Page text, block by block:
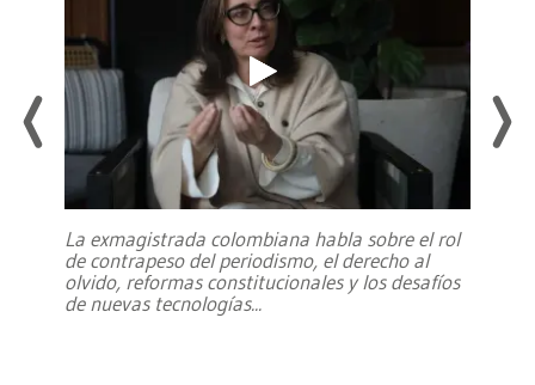
La exmagistrada colombiana habla sobre el rol
de contrapeso del periodismo, el derecho al
olvido, reformas constitucionales y los desafíos
de nuevas tecnologías...